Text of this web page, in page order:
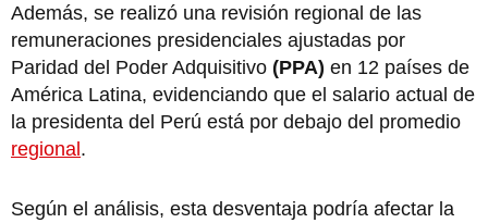
Además, se realizó una revisión regional de las
remuneraciones presidenciales ajustadas por
Paridad del Poder Adquisitivo (PPA) en 12 países de
América Latina, evidenciando que el salario actual de
la presidenta del Perú está por debajo del promedio
regional.
Según el análisis, esta desventaja podría afectar la